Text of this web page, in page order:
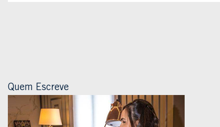
Quem Escreve